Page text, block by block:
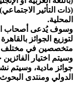
(ذات التأثير
المحلية.
وسوف يُدعى أصحاب
لتوزيع الجوائز
متخصصين في مختلف
جوائز مادية، وسيتم
الدولي ومنتدى البحوث